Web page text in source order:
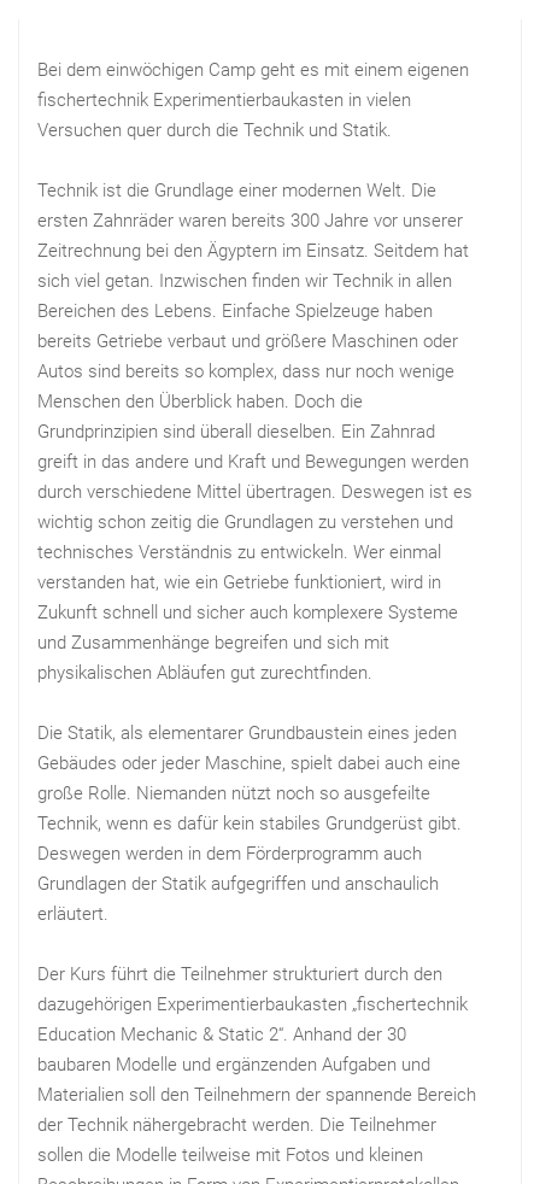
Bei dem einwöchigen Camp geht es mit einem eigenen
fischertechnik Experimentierbaukasten in vielen
Versuchen quer durch die Technik und Statik.
Technik ist die Grundlage einer modernen Welt. Die
ersten Zahnräder waren bereits 300 Jahre vor unserer
Zeitrechnung bei den Ägyptern im Einsatz. Seitdem hat
sich viel getan. Inzwischen finden wir Technik in allen
Bereichen des Lebens. Einfache Spielzeuge haben
bereits Getriebe verbaut und größere Maschinen oder
Autos sind bereits so komplex, dass nur noch wenige
Menschen den Überblick haben. Doch die
Grundprinzipien sind überall dieselben. Ein Zahnrad
greift in das andere und Kraft und Bewegungen werden
durch verschiedene Mittel übertragen. Deswegen ist es
wichtig schon zeitig die Grundlagen zu verstehen und
technisches Verständnis zu entwickeln. Wer einmal
verstanden hat, wie ein Getriebe funktioniert, wird in
Zukunft schnell und sicher auch komplexere Systeme
und Zusammenhänge begreifen und sich mit
physikalischen Abläufen gut zurechtfinden.
Die Statik, als elementarer Grundbaustein eines jeden
Gebäudes oder jeder Maschine, spielt dabei auch eine
große Rolle. Niemanden nützt noch so ausgefeilte
Technik, wenn es dafür kein stabiles Grundgerüst gibt.
Deswegen werden in dem Förderprogramm auch
Grundlagen der Statik aufgegriffen und anschaulich
erläutert.
Der Kurs führt die Teilnehmer strukturiert durch den
dazugehörigen Experimentierbaukasten „fischertechnik
Education Mechanic & Static 2“. Anhand der 30
baubaren Modelle und ergänzenden Aufgaben und
Materialien soll den Teilnehmern der spannende Bereich
der Technik nähergebracht werden. Die Teilnehmer
sollen die Modelle teilweise mit Fotos und kleinen